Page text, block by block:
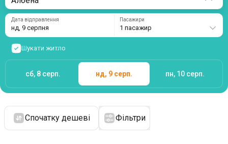
Дата відправлення
нд, 9 серпня
Пасажири
1 пасажир
Шукати житло
сб, 8 серп. нд, 9 серп. пн, 10 серп.
Спочатку дешеві Фільтри